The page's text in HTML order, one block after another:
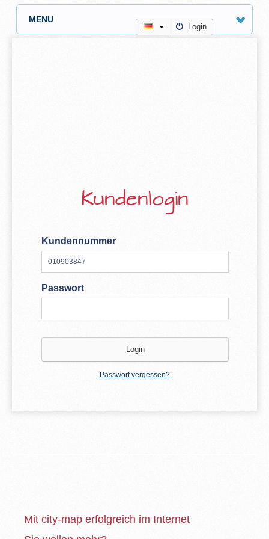
MENU
Login
Kundenlogin
Kundennummer
Passwort
Passwort vergessen?
Mit city-map erfolgreich im Internet